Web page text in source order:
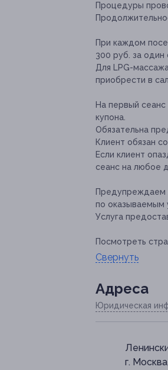
Процедуры
При каждом
300 руб. за один
Для LPG-
приобрести в
На первый
купона.
Обязательна
Клиент обязан
Если клиент
сеанс на любое
Предупреждаем
по оказываемым
Услуга
Посмотреть
Свернуть
Адресa
Юридическая
г.